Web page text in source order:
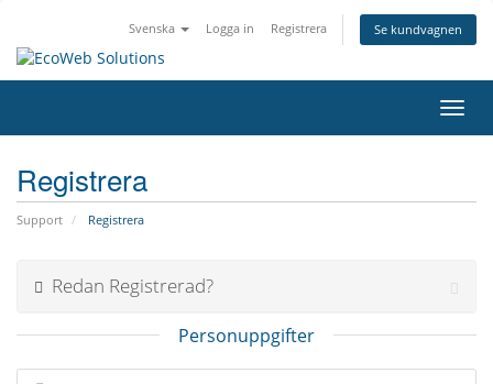
Svenska Logga in Registrera Se kundvagnen
Växla
Registrera
Support Registrera
Redan Registrerad?
Personuppgifter